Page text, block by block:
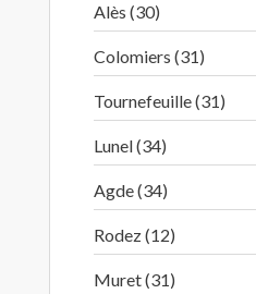
Alès (30)
Colomiers (31)
Tournefeuille (31)
Lunel (34)
Agde (34)
Rodez (12)
Muret (31)